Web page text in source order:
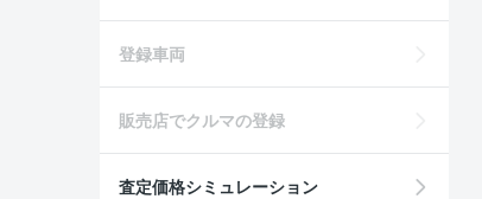
登録車両
販売店でクルマの登録
査定価格シミュレーション